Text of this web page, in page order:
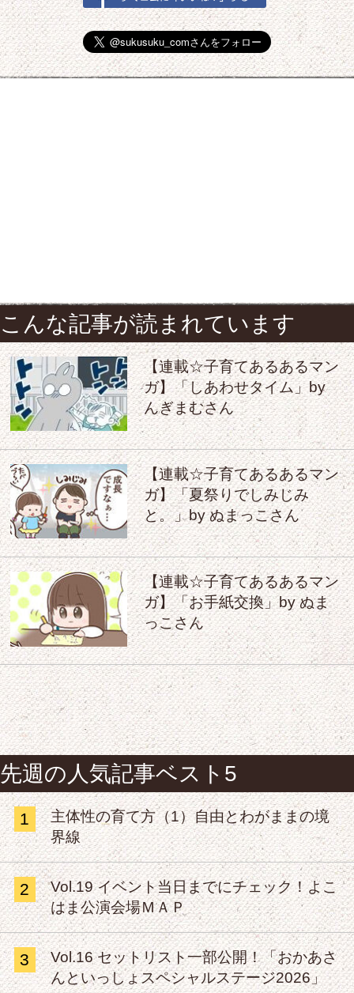
こんな記事が読まれています
【連載☆子育てあるあるマン
ガ】「しあわせタイム」by
んぎまむさん
【連載☆子育てあるあるマン
ガ】「夏祭りでしみじみ
と。」by ぬまっこさん
【連載☆子育てあるあるマン
ガ】「お手紙交換」by ぬま
っこさん
先週の人気記事ベスト5
1
主体性の育て方（1）自由とわがままの境
界線
2
Vol.19 イベント当日までにチェック！よこ
はま公演会場ＭＡＰ
3
Vol.16 セットリスト一部公開！「おかあさ
んといっしょスペシャルステージ2026」